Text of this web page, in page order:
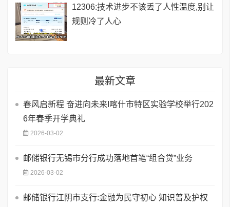
12306:技术进步不该丢了人性温度,别让
规则冷了人心
最新文章
春风启新程 奋进向未来I喀什市特区实验学校举行202
6年春季开学典礼
2026-03-02
邮储银行无锡市分行成功落地首笔“组合贷”业务
2026-03-02
邮储银行江阴市支行:金融为民守初心 知识普及护权